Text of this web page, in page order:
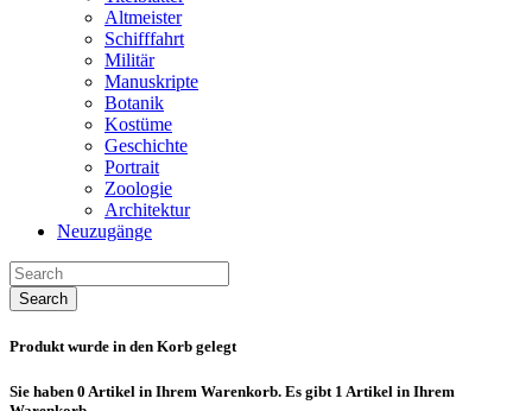
Altmeister
Schifffahrt
Militär
Manuskripte
Botanik
Kostüme
Geschichte
Portrait
Zoologie
Architektur
Neuzugänge
Search
Produkt wurde in den Korb gelegt
Sie haben 0 Artikel in Ihrem Warenkorb. Es gibt 1 Artikel in Ihrem